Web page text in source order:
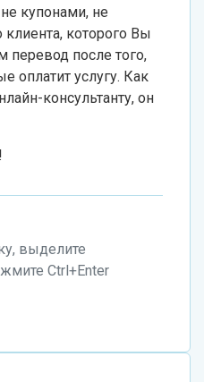
купонами, не
которого Вы
перевод после того,
оплатит услугу. Как
консультанту, он
выделите
Ctrl+Enter